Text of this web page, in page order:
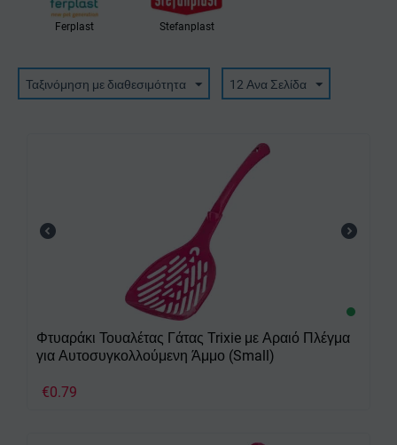
Ferplast Stefanplast
Ταξινόμηση με διαθεσιμότητα 12 Ανα Σελίδα
Φτυαράκι Τουαλέτας Γάτας Trixie με Αραιό Πλέγμα
για Αυτοσυγκολλούμενη Άμμο (Small)
€0.79